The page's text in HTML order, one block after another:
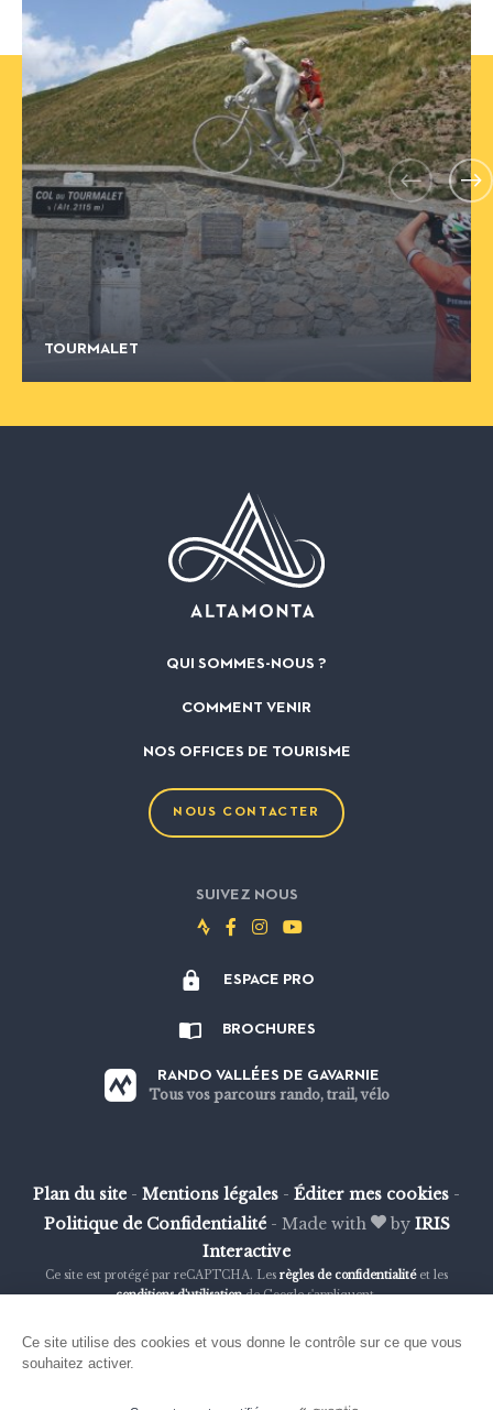
Précédent
TOURMALET
QUI SOMMES-NOUS ?
COMMENT VENIR
NOS OFFICES DE TOURISME
NOUS CONTACTER
SUIVEZ NOUS
Suivez-
Strava
Suivez-
Facebook
Suivez-
Instagram
Suivez-
Youtube
ESPACE PRO
BROCHURES
RANDO VALLÉES DE GAVARNIE
Tous vos parcours rando, trail, vélo
Plan du site - Mentions légales - Éditer mes cookies -
Politique de Confidentialité - Made with by IRIS
Interactive
Ce site est protégé par reCAPTCHA. Les règles de confidentialitéet les
conditions d'utilisationde Google s'appliquent.
Ce site utilise des cookies et vous donne le contrôle sur ce que vous
souhaitez activer.